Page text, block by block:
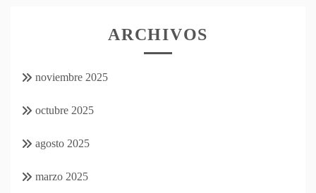
ARCHIVOS
noviembre 2025
octubre 2025
agosto 2025
marzo 2025